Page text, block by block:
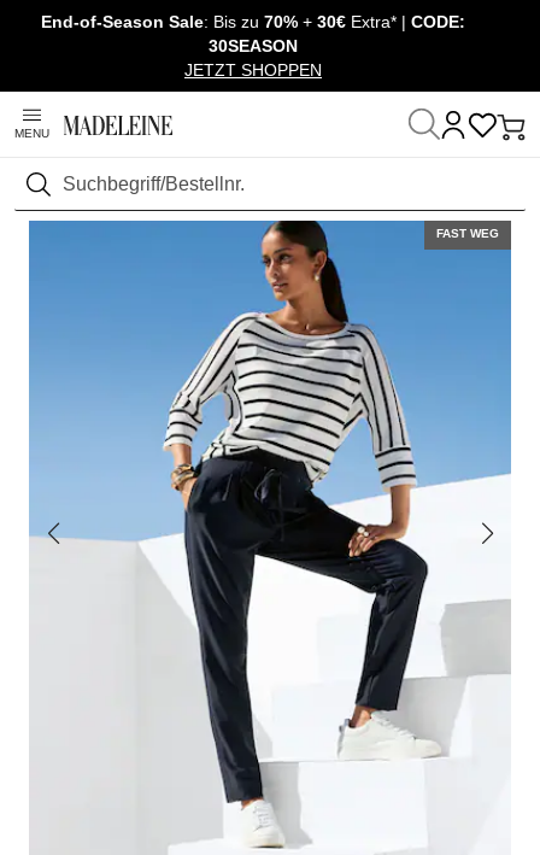
Überspringe Navigation, direkt zum Content
End-of-Season Sale: Bis zu 70% + 30€ Extra* | CODE:
30SEASON
JETZT SHOPPEN
MENU
Suchen
Startseite Sale Outlet
FAST WEG